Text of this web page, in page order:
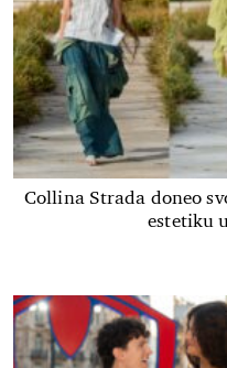
Collina Strada doneo
estetiku